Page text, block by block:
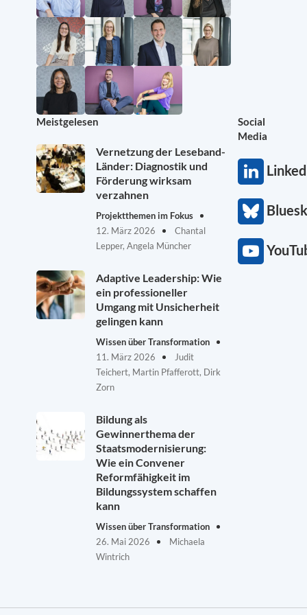
Meistgelesen
Vernetzung der Leseband-
Länder: Diagnostik und
Förderung wirksam
verzahnen
Projektthemen im Fokus
12. März 2026
Chantal
Lepper, Angela Müncher
Adaptive Leadership: Wie
ein professioneller
Umgang mit Unsicherheit
gelingen kann
Wissen über Transformation
11. März 2026
Judit
Teichert, Martin Pfafferott, Dirk
Zorn
Bildung als
Gewinnerthema der
Staatsmodernisierung:
Wie ein Convener
Reformfähigkeit im
Bildungssystem schaffen
kann
Wissen über Transformation
26. Mai 2026
Michaela
Wintrich
Social
Media